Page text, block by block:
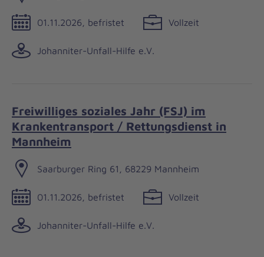
01.11.2026, befristet Vollzeit
Johanniter-Unfall-Hilfe e.V.
Freiwilliges soziales Jahr (FSJ) im
Krankentransport / Rettungsdienst in
Mannheim
Saarburger Ring 61, 68229 Mannheim
01.11.2026, befristet Vollzeit
Johanniter-Unfall-Hilfe e.V.